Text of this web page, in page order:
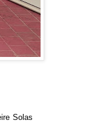
Solas